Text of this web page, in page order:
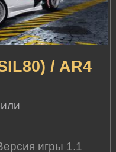
/ AR4
игры 1.1